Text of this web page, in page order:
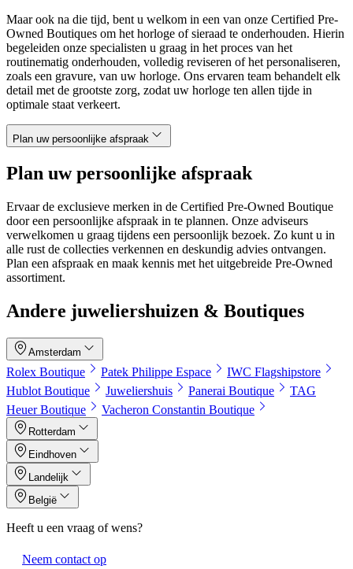
Maar ook na die tijd, bent u welkom in een van onze Certified Pre-
Owned Boutiques om het horloge of sieraad te onderhouden. Hierin
begeleiden onze specialisten u graag in het proces van het
routinematig onderhouden, volledig reviseren of het personaliseren,
zoals een gravure, van uw horloge. Ons ervaren team behandelt elk
detail met de grootste zorg, zodat uw horloge ten allen tijde in
optimale staat verkeert.
Plan uw persoonlijke afspraak
Plan uw persoonlijke afspraak
Ervaar de exclusieve merken in de Certified Pre-Owned Boutique
door een persoonlijke afspraak in te plannen. Onze adviseurs
verwelkomen u graag tijdens een persoonlijk bezoek. Zo kunt u in
alle rust de collecties verkennen en deskundig advies ontvangen.
Plan een afspraak en maak kennis met het uitgebreide Pre-Owned
assortiment.
Andere juweliershuizen & Boutiques
Amsterdam
Rolex Boutique Patek Philippe Espace
IWC Flagshipstore
Hublot Boutique
Juweliershuis Panerai Boutique
TAG
Heuer Boutique
Vacheron Constantin Boutique
Rotterdam
Eindhoven
Landelijk
België
Heeft u een vraag of wens?
Neem contact op